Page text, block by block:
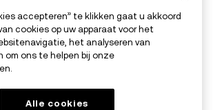
accepteren” te klikken gaat u akkoord
cookies op uw apparaat voor het
het analyseren van
om ons te helpen bij onze
Alle cookies